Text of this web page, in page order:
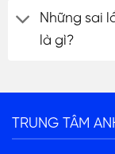
Những sai
là gì?
TRUNG TÂM